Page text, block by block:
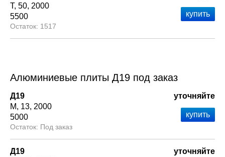
Т 50 2000
5500
1517
Алюминиевые плиты Д19 под заказ
Д19
М
13 2000
5000
Под заказ
уточняйте
Д19
уточняйте